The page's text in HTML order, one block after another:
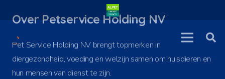
Over Petservice Holding NV
Pet Service Holding NV brengt topmerken in
diergezondheid, voeding en welzijn samen om huisdieren en
hun mensen van dienst te zijn.